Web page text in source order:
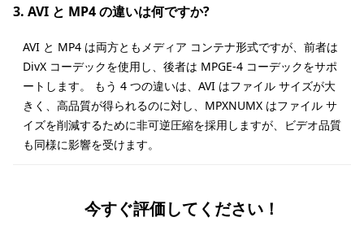
3. AVI と MP4 の違いは何ですか?
AVI と MP4 は両方ともメディア コンテナ形式ですが、前者は
DivX コーデックを使用し、後者は MPGE-4 コーデックをサポ
ートします。 もう 4 つの違いは、AVI はファイル サイズが大
きく、高品質が得られるのに対し、MPXNUMX はファイル サ
イズを削減するために非可逆圧縮を採用しますが、ビデオ品質
も同様に影響を受けます。
今すぐ評価してください！